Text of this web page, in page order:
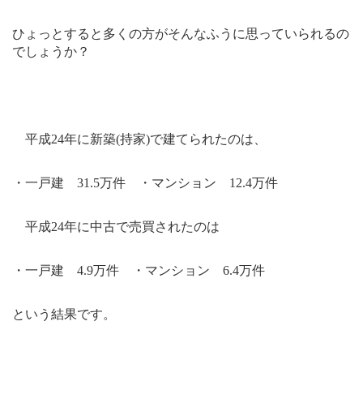
ひょっとすると多くの方がそんなふうに思っていられるの
でしょうか？
平成24年に新築(持家)で建てられたのは、
・一戸建 31.5万件 ・マンション 12.4万件
平成24年に中古で売買されたのは
・一戸建 4.9万件 ・マンション 6.4万件
という結果です。